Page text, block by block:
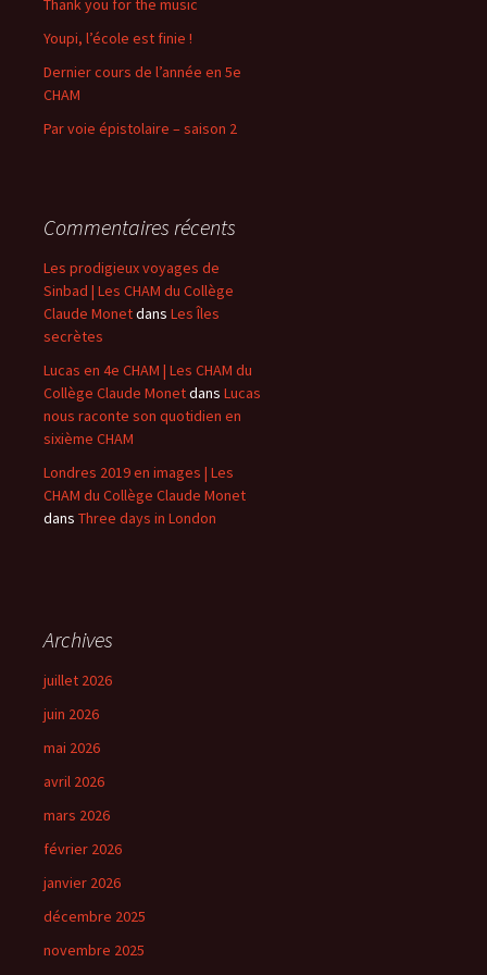
Thank you for the music
Youpi, l’école est finie !
Dernier cours de l’année en 5e
CHAM
Par voie épistolaire – saison 2
Commentaires récents
Les prodigieux voyages de
Sinbad | Les CHAM du Collège
Claude Monetdans Les Îles
secrètes
Lucas en 4e CHAM | Les CHAM du
Collège Claude Monetdans Lucas
nous raconte son quotidien en
sixième CHAM
Londres 2019 en images | Les
CHAM du Collège Claude Monet
dans Three days in London
Archives
juillet 2026
juin 2026
mai 2026
avril 2026
mars 2026
février 2026
janvier 2026
décembre 2025
novembre 2025